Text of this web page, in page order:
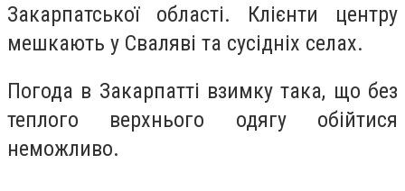
Закарпатської області. Клієнти центру
мешкають у Сваляві та сусідніх селах.
Погода в Закарпатті взимку така, що без
теплого верхнього одягу обійтися
неможливо.